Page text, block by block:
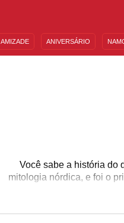
AMIZADE ANIVERSÁRIO
Você sabe a história do
mitologia nórdica, e foi o